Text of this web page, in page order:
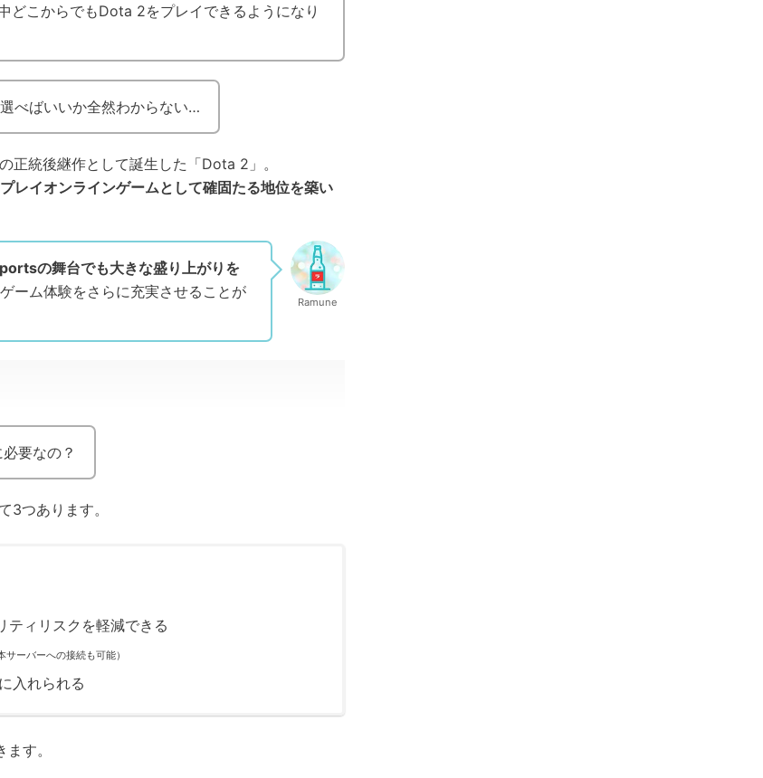
どこからでもDota 2をプレイできるようになり
べばいいか全然わからない…
統後継作として誕生した「Dota 2」。
レイオンラインゲームとして確固たる地位を築い
の舞台でも大きな盛り上がりを
ーム体験をさらに充実させることが
Ramune
要なの？
3つあります。
ティリスクを軽減できる
サーバーへの接続も可能）
入れられる
す。